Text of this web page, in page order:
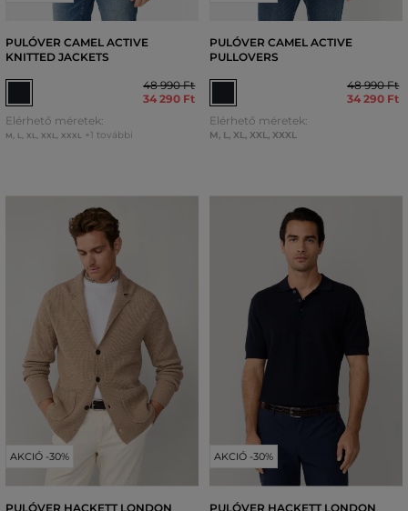
PULÓVER CAMEL ACTIVE
KNITTED JACKETS
48 990 Ft
34 290 Ft
Elérhető méretek:
M L XL XXL XXXL +1 további
PULÓVER CAMEL ACTIVE
PULLOVERS
48 990 Ft
34 290 Ft
Elérhető méretek:
M, L, XL, XXL, XXXL
AKCIÓ -30%
PULÓVER HACKETT LONDON
AKCIÓ -30%
PULÓVER HACKETT LONDON